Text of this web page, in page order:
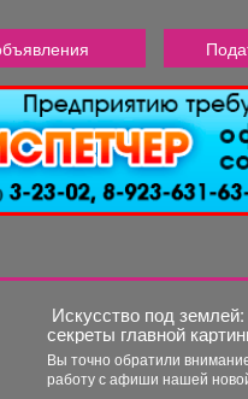
Искусство под
секреты главной
«Шахтёрская слава»
Шлыкова
Вы точно обратили
работу с афиши нашей